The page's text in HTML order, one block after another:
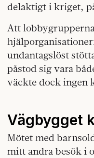
delaktigt i kriget,
Att
undantagslöst
påstod sig vara
väckte dock ingen
Vägbygget
Mötet med
mitt andra besök i